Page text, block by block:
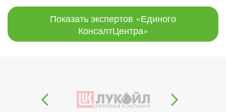
Показать экспертов «Единого
КонсалтЦентра»